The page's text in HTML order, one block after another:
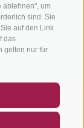
ablehnen", um
sind. Sie
auf den Link
das
gelten nur für